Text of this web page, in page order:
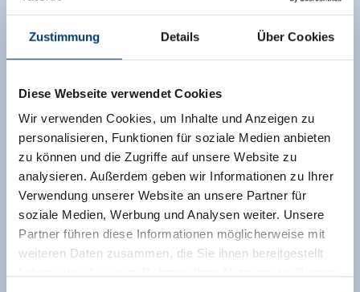
Zustimmung Details Über Cookies
Diese Webseite verwendet Cookies
Wir verwenden Cookies, um Inhalte und Anzeigen zu
personalisieren, Funktionen für soziale Medien anbieten
zu können und die Zugriffe auf unsere Website zu
analysieren. Außerdem geben wir Informationen zu Ihrer
Verwendung unserer Website an unsere Partner für
soziale Medien, Werbung und Analysen weiter. Unsere
Partner führen diese Informationen möglicherweise mit
weiteren Daten zusammen, die Sie ihnen bereitgestellt